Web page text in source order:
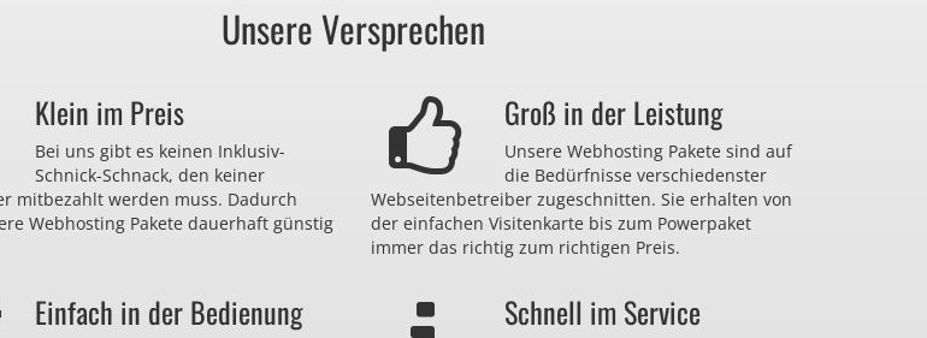
Unsere Versprechen
Klein im Preis
Bei uns gibt es keinen Inklusiv-
Schnick-Schnack, den keiner
mitbezahlt werden muss. Dadurch
Webhosting Pakete dauerhaft günstig
Groß in der Leistung
Unsere Webhosting Pakete sind auf
die Bedürfnisse verschiedenster
Webseitenbetreiber zugeschnitten. Sie erhalten von
der einfachen Visitenkarte bis zum Powerpaket
immer das richtig zum richtigen Preis.
Einfach in der Bedienung Schnell im Service